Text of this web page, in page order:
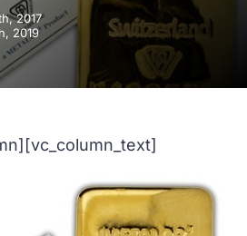
2017
2019